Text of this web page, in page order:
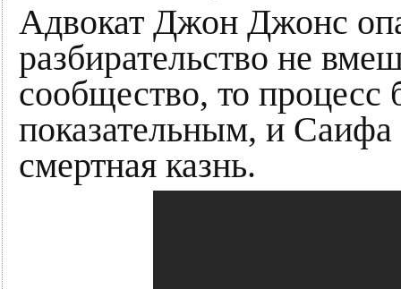
Адвокат Джон Джонс
разбирательство не
сообщество, то процесс
показательным, и
смертная казнь.